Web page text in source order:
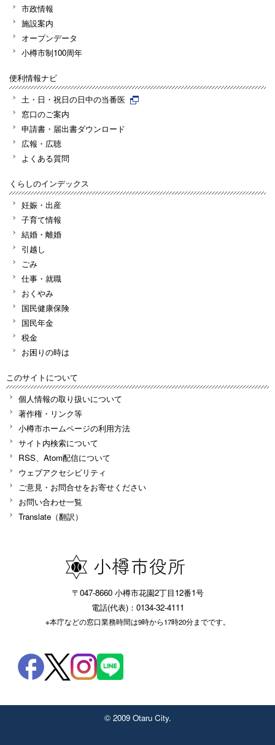
市政情報
施設案内
オープンデータ
小樽市制100周年
便利情報ナビ
土・日・祝日の日中の当番医
窓口のご案内
申請書・届出書ダウンロード
広報・広聴
よくある質問
くらしのインデックス
妊娠・出産
子育て情報
結婚・離婚
引越し
ごみ
仕事・就職
おくやみ
国民健康保険
国民年金
税金
お困りの時は
このサイトについて
個人情報の取り扱いについて
著作権・リンク等
小樽市ホームページの利用方法
サイト内検索について
RSS、Atom配信について
ウェブアクセシビリティ
ご意見・お問合せをお寄せください
お問い合わせ一覧
Translate（翻訳）
〒047-8660 小樽市花園2丁目12番1号
電話(代表)：0134-32-4111
※本庁などの窓口業務時間は9時から17時20分までです。
© 2009 Otaru City.